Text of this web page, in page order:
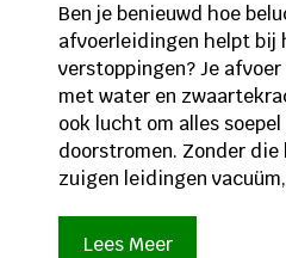
Ben je benieuwd hoe
afvoerleidingen helpt bij
verstoppingen? Je
met water en
ook lucht om alles
doorstromen. Zonder
zuigen leidingen
Lees Meer